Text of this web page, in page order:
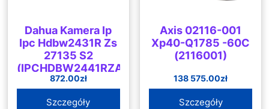
Dahua Kamera Ip
Ipc Hdbw2431R Zs
27135 S2
(IPCHDBW2441RZAS27135)
872.00zł
Szczegóły
Axis 02116-001
Xp40-Q1785 -60C
(2116001)
138 575.00zł
Szczegóły